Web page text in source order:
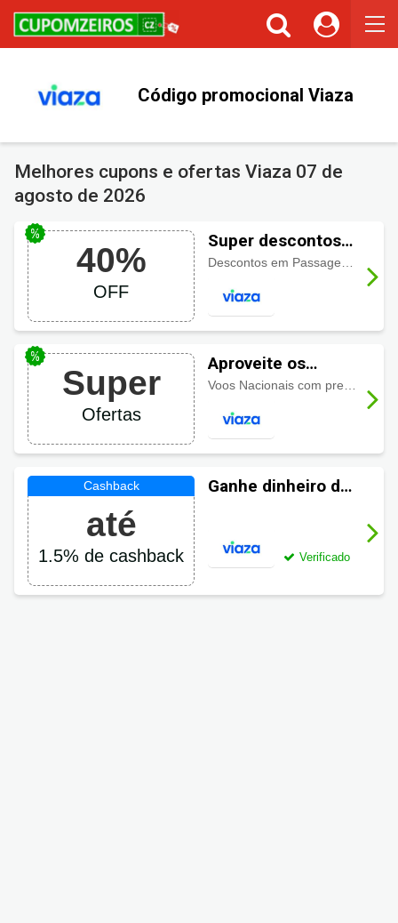
Código promocional Viaza
Melhores cupons e ofertas Viaza 07 de
agosto de 2026
40%
OFF
Super descontos
Viaza até 40%
Super
Ofertas
Aproveite os
descontos Viaza
até
1.5% de cashback
Ganhe dinheiro de
Verificado